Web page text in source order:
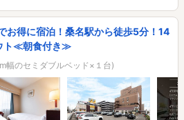
お得に宿泊！桑名駅から徒歩5分！14
ト≪朝食付き≫
のセミダブルベッド×１台)